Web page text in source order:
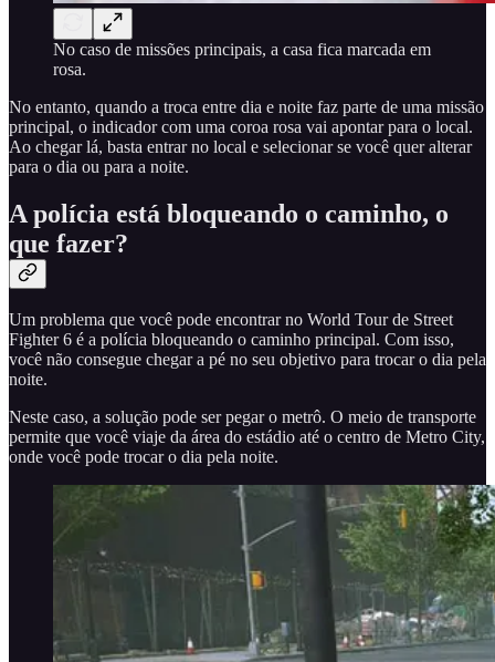
No caso de missões principais, a casa fica marcada em
rosa.
No entanto, quando a troca entre dia e noite faz parte de uma missão
principal, o indicador com uma coroa rosa vai apontar para o local.
Ao chegar lá, basta entrar no local e selecionar se você quer alterar
para o dia ou para a noite.
A polícia está bloqueando o caminho, o
que fazer?
Um problema que você pode encontrar no World Tour de Street
Fighter 6 é a polícia bloqueando o caminho principal. Com isso,
você não consegue chegar a pé no seu objetivo para trocar o dia pela
noite.
Neste caso, a solução pode ser pegar o metrô. O meio de transporte
permite que você viaje da área do estádio até o centro de Metro City,
onde você pode trocar o dia pela noite.